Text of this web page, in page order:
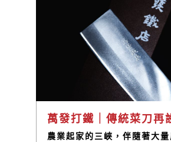
萬發打鐵｜傳統菜刀再
農業起家的三峽，伴隨著大